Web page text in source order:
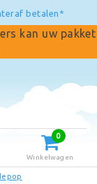
kan uw pakket
0
Winkelwagen